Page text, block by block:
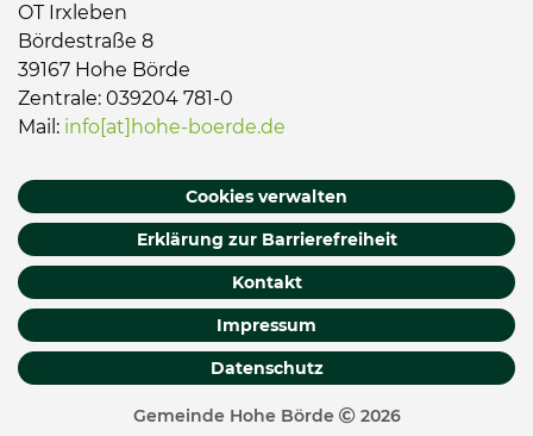
OT Irxleben
Bördestraße 8
39167 Hohe Börde
Zentrale: 039204 781-0
Mail: info[at]hohe-boerde.de
Cookies verwalten
Erklärung zur Barrierefreiheit
Kontakt
Impressum
Datenschutz
Gemeinde Hohe Börde 2026